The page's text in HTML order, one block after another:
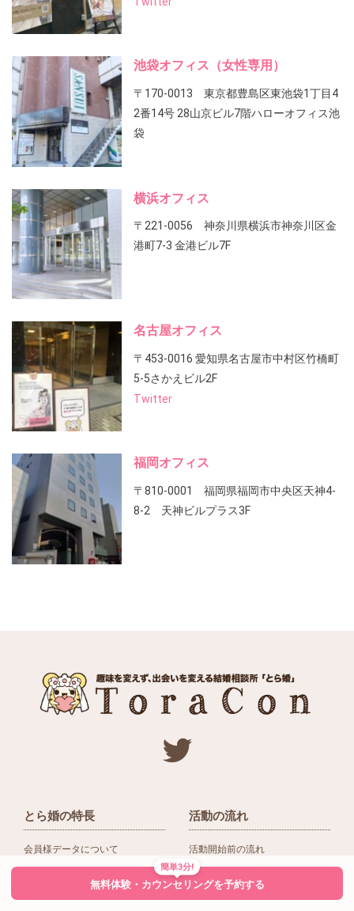
池袋オフィス（女性専用）
〒170-0013 東京都豊島区東池袋1丁目4
2番14号 28山京ビル7階ハローオフィス池
袋
横浜オフィス
〒221-0056 神奈川県横浜市神奈川区金
港町7-3 金港ビル7F
名古屋オフィス
〒453-0016 愛知県名古屋市中村区竹橋町
5-5さかえビル2F
Twitter
福岡オフィス
〒810-0001 福岡県福岡市中央区天神4-
8-2 天神ビルプラス3F
とら婚の特長
会員様データについて
活動の流れ
活動開始前の流れ
入会後の活動の流れ
簡単3分!
無料体験・カウンセリングを予約する